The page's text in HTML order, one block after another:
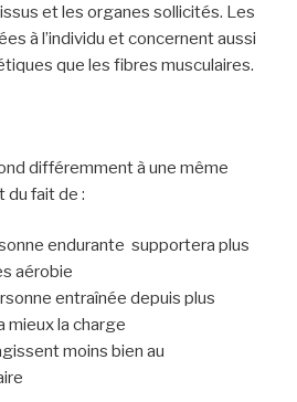
et les organes sollicités. Les
à l’individu et concernent aussi
que les fibres musculaires.
différemment à une même
du fait de :
endurante supportera plus
aérobie
entraînée depuis plus
mieux la charge
moins bien au